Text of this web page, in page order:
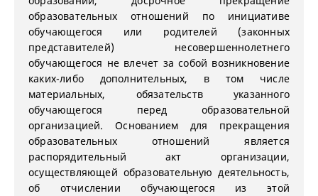
образовательных отношений по инициативе
обучающегося или родителей (законных
представителей) несовершеннолетнего
обучающегося не влечет за собой возникновение
каких-либо дополнительных, в том числе
материальных, обязательств указанного
обучающегося перед образовательной
организацией. Основанием для прекращения
образовательных отношений является
распорядительный акт организации,
осуществляющей образовательную деятельность,
об отчислении обучающегося из этой